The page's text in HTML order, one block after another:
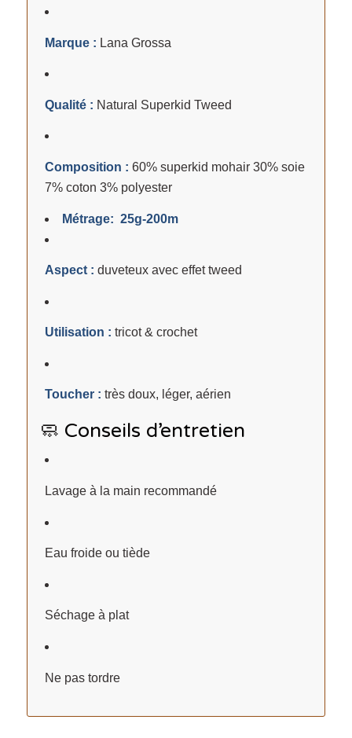
Marque : Lana Grossa
Qualité : Natural Superkid Tweed
Composition : 60% superkid mohair 30% soie
7% coton 3% polyester
Métrage: 25g-200m
Aspect : duveteux avec effet tweed
Utilisation : tricot & crochet
Toucher : très doux, léger, aérien
🧼 Conseils d’entretien
Lavage à la main recommandé
Eau froide ou tiède
Séchage à plat
Ne pas tordre